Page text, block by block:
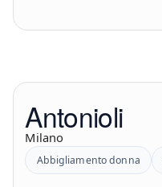
Antonioli
Milano
Abbigliamento donna